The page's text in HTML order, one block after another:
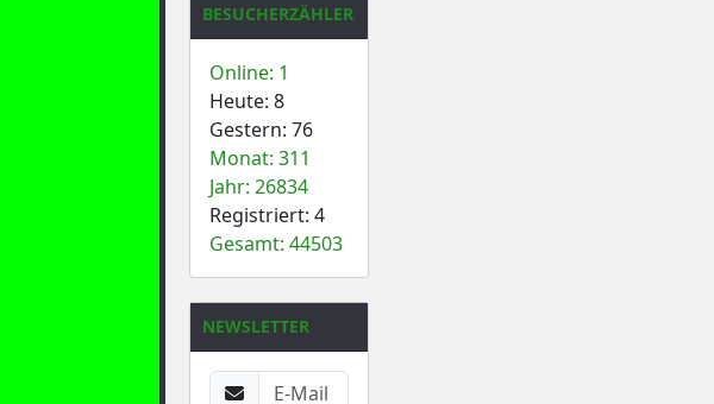
BESUCHERZÄHLER
Online: 1
Heute: 8
Gestern: 76
Monat: 311
Jahr: 26834
Registriert: 4
Gesamt: 44503
NEWSLETTER